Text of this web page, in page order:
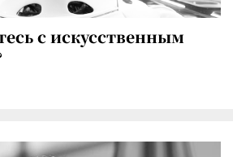
с искусственным